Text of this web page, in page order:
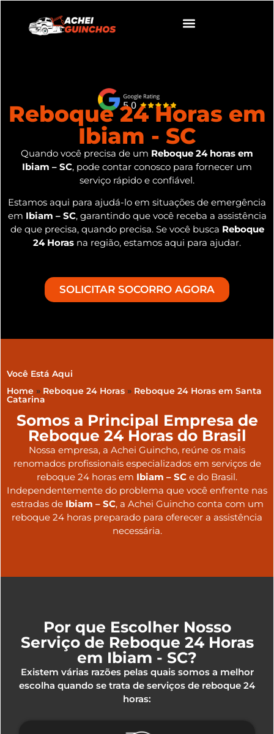
Reboque 24 Horas em
Ibiam - SC
Quando você precisa de um Reboque 24 horas em
Ibiam – SC, pode contar conosco para fornecer um
serviço rápido e confiável.
Estamos aqui para ajudá-lo em situações de emergência
em Ibiam – SC, garantindo que você receba a assistência
de que precisa, quando precisa. Se você busca Reboque
24 Horas na região, estamos aqui para ajudar.
SOLICITAR SOCORRO AGORA
Você Está Aqui
Home » Reboque 24 Horas » Reboque 24 Horas em Santa
Catarina
Somos a Principal Empresa de
Reboque 24 Horas do Brasil
Nossa empresa, a Achei Guincho, reúne os mais
renomados profissionais especializados em serviços de
reboque 24 horas em Ibiam – SC e do Brasil.
Independentemente do problema que você enfrente nas
estradas de Ibiam – SC, a Achei Guincho conta com um
reboque 24 horas preparado para oferecer a assistência
necessária.
Por que Escolher Nosso
Serviço de Reboque 24 Horas
em Ibiam - SC?
Existem várias razões pelas quais somos a melhor
escolha quando se trata de serviços de reboque 24
horas: